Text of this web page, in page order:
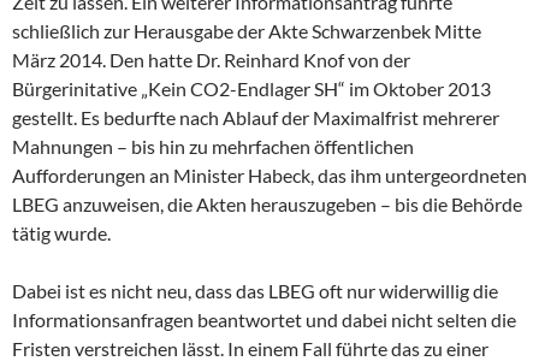
schließlich zur Herausgabe der Akte Schwarzenbek Mitte
März 2014. Den hatte Dr. Reinhard Knof von der
Bürgerinitative „Kein CO2-Endlager SH“ im Oktober 2013
gestellt. Es bedurfte nach Ablauf der Maximalfrist mehrerer
Mahnungen – bis hin zu mehrfachen öffentlichen
Aufforderungen an Minister Habeck, das ihm untergeordneten
LBEG anzuweisen, die Akten herauszugeben – bis die Behörde
tätig wurde.
Dabei ist es nicht neu, dass das LBEG oft nur widerwillig die
Informationsanfragen beantwortet und dabei nicht selten die
Fristen verstreichen lässt. In einem Fall führte das zu einer